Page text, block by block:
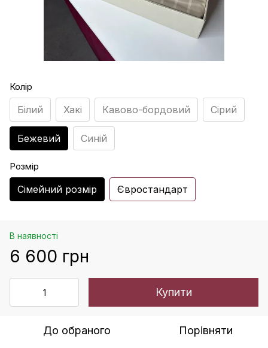
Колір
Білий Хакі Кавово-бордовий Сірий
Бежевий Синій
Розмір
Сімейний розмір Євростандарт
В наявності
6 600 грн
Купити
До обраного Порівняти